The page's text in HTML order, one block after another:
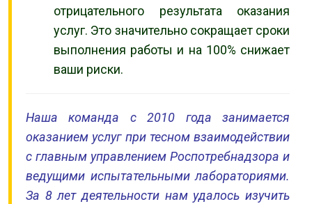
отрицательного результата оказания
услуг. Это значительно сокращает сроки
выполнения работы и на 100% снижает
ваши риски.
Наша команда с 2010 года занимается
оказанием услуг при тесном взаимодействии
с главным управлением Роспотребнадзора и
ведущими испытательными лабораториями.
За 8 лет деятельности нам удалось изучить